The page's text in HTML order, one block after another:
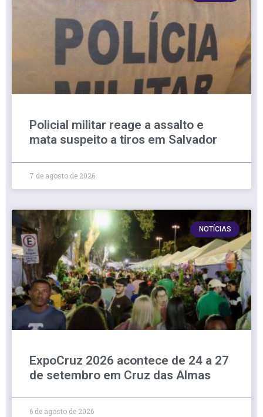
Policial militar reage a assalto e
mata suspeito a tiros em Salvador
7 de agosto de 2026
NOTÍCIAS
ExpoCruz 2026 acontece de 24 a 27
de setembro em Cruz das Almas
6 de agosto de 2026